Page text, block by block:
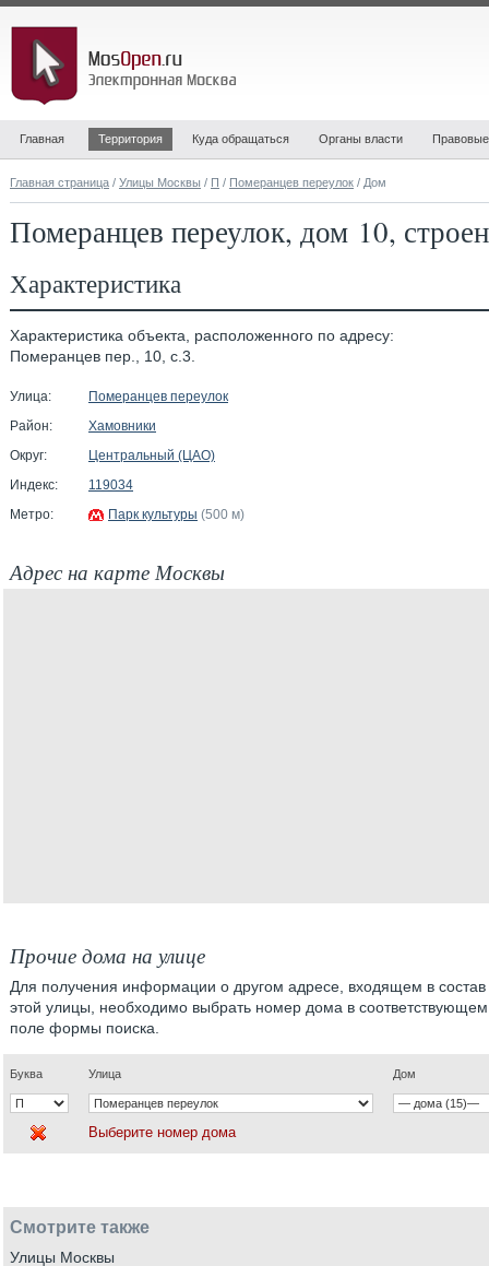
Главная Территория Куда обращаться Органы власти
Главная страница / Улицы Москвы / П / Померанцев переулок / Дом
Померанцев переулок, дом 10,
Характеристика
Характеристика объекта, расположенного по адресу:
Померанцев пер., 10, с.3.
Улица:
Померанцев переулок
Район:
Хамовники
Округ:
Центральный (ЦАО)
Индекс:
119034
Метро:
Парк культуры (500 м)
Адрес на карте Москвы
Прочие дома на улице
Для получения информации о другом адресе, входящем в состав
этой улицы, необходимо выбрать номер дома в соответствующем
поле формы поиска.
Буква Улица Дом
Выберите номер дома
Смотрите также
Улицы Москвы